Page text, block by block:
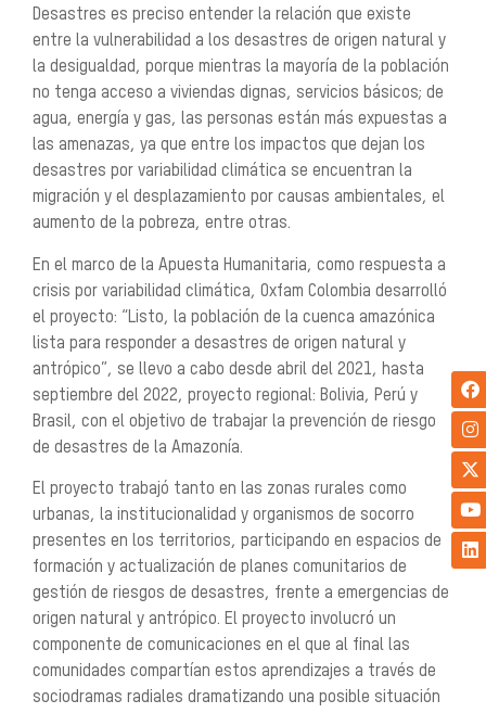
Desastres es preciso entender la relación que existe
entre la vulnerabilidad a los desastres de origen natural y
la desigualdad, porque mientras la mayoría de la población
no tenga acceso a viviendas dignas, servicios básicos; de
agua, energía y gas, las personas están más expuestas a
las amenazas, ya que entre los impactos que dejan los
desastres por variabilidad climática se encuentran la
migración y el desplazamiento por causas ambientales, el
aumento de la pobreza, entre otras.
En el marco de la Apuesta Humanitaria, como respuesta a
crisis por variabilidad climática, Oxfam Colombia desarrolló
el proyecto: “Listo, la población de la cuenca amazónica
lista para responder a desastres de origen natural y
antrópico”, se llevo a cabo desde abril del 2021, hasta
septiembre del 2022, proyecto regional: Bolivia, Perú y
Brasil, con el objetivo de trabajar la prevención de riesgo
de desastres de la Amazonía.
El proyecto trabajó tanto en las zonas rurales como
urbanas, la institucionalidad y organismos de socorro
presentes en los territorios, participando en espacios de
formación y actualización de planes comunitarios de
gestión de riesgos de desastres, frente a emergencias de
origen natural y antrópico. El proyecto involucró un
componente de comunicaciones en el que al final las
comunidades compartían estos aprendizajes a través de
sociodramas radiales dramatizando una posible situación